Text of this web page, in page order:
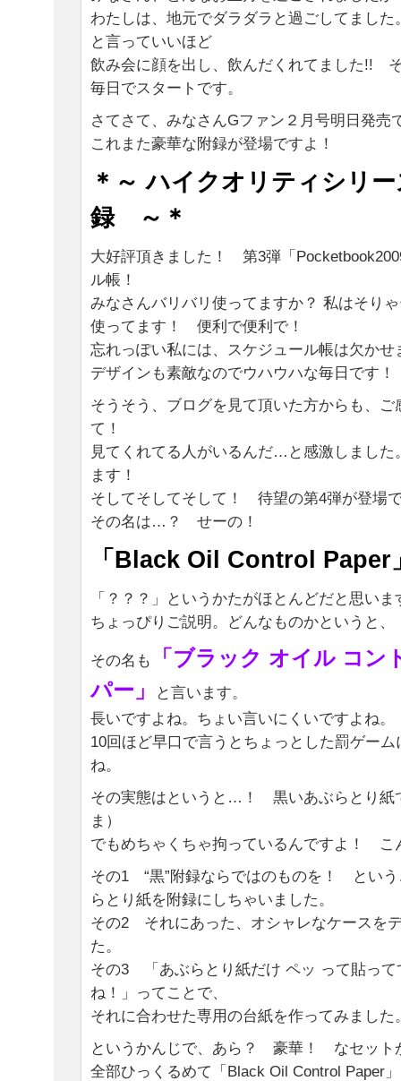
わたしは、地元でダラダラと過ごしてました
と言っていいほど
飲み会に顔を出し、飲んだくれてました!!
毎日でスタートです。
さてさて、みなさんGファン２月号明日発売
これまた豪華な附録が登場ですよ！
＊～ ハイクオリティシリ
録 ～＊
大好評頂きました！ 第3弾「
ル帳！
みなさんバリバリ使ってますか？ 私はそり
使ってます！ 便利で便利で！
忘れっぽい私には、スケジュール帳は欠かせ
デザインも素敵なのでウハウハな毎日です！
そうそう、ブログを見て頂いた方からも、ご
て！
見てくれてる人がいるんだ…と感激しました
ます！
そしてそしてそして！ 待望の第4弾が登場
その名は…？ せーの！
「Black Oil Control Paper
「？？？」というかたがほとんどだと思いま
ちょっぴりご説明。どんなものかというと、
その名も
「ブラック オイル コン
パー」
と言います。
長いですよね。ちょい言いにくいですよね。
10回ほど早口で言うとちょっとした罰ゲー
ね。
その実態はというと…！ 黒いあぶらとり紙
ま）
でもめちゃくちゃ拘っているんですよ！ こ
その1 “黒”附録ならではのものを！ という
らとり紙を附録にしちゃいました。
その2 それにあった、オシャレなケースを
た。
その3 「あぶらとり紙だけ ペッ って貼って
ね！」ってことで、
それに合わせた専用の台紙を作ってみました
というかんじで、あら？ 豪華！ なセット
全部ひっくるめて「Black Oil Control Paper」